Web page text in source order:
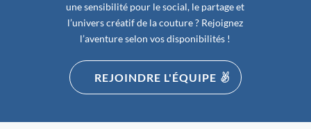
une sensibilité pour ​le social, le partage et
l’univers créatif de la couture ? Rejoignez
l’aventure selon vos disponibilités !
REJOINDRE L'ÉQUIPE